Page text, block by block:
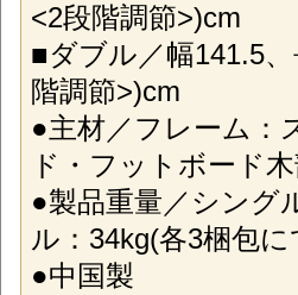
<2段階調節>)cm
■ダブル／幅141.5
階調節>)cm
●主材／フレーム：
ド・フットボード
●製品重量／シング
ル：34kg(各3梱包
●中国製